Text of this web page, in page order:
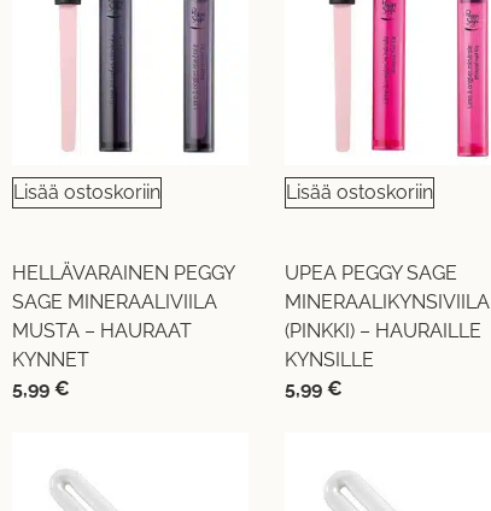
Lisää ostoskoriin
HELLÄVARAINEN PEGGY
SAGE MINERAALIVIILA
MUSTA – HAURAAT
KYNNET
5,99 €
Lisää ostoskoriin
UPEA PEGGY SAGE
MINERAALIKYNSIVIILA
(PINKKI) – HAURAILLE
KYNSILLE
5,99 €